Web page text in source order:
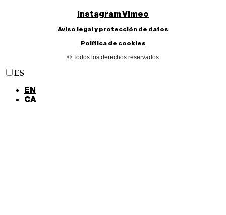
InstagramVimeo
Aviso legal y protección de datos
Política de cookies
© Todos los derechos reservados
ES
EN
CA